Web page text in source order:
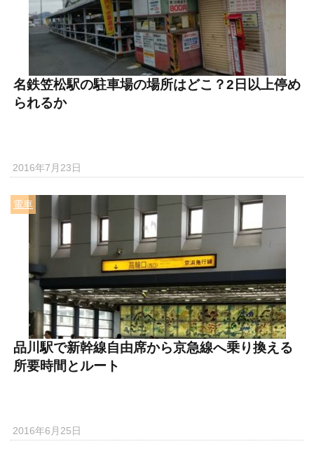
名鉄笠松駅の駐車場の場所はどこ？2日以上停め
られるか
2016年7月23日
電車
品川駅で新幹線自由席から京急線へ乗り換える
所要時間とルート
2016年6月25日